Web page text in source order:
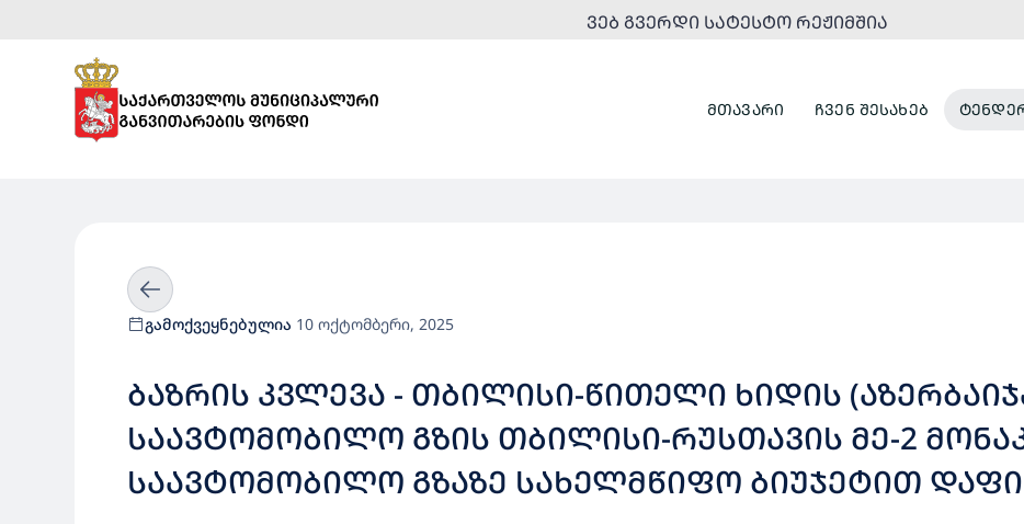
ᲕᲔᲑ ᲒᲕᲔᲠᲓᲘ ᲡᲐᲢᲔᲡᲢᲝ ᲠᲔᲟᲘᲛᲨᲘᲐ
ᲛᲗᲐᲕᲐᲠᲘ ᲩᲕᲔᲜ ᲨᲔᲡᲐᲮᲔᲑ
გამოქვეყნებულია 10 ოქტომბერი, 2025
ᲑᲐᲖᲠᲘᲡ ᲙᲕᲚᲔᲕᲐ - ᲗᲑᲘᲚᲘᲡᲘ-ᲬᲘᲗᲔᲚᲘ ᲮᲘᲓᲘᲡ
ᲡᲐᲐᲕᲢᲝᲛᲝᲑᲘᲚᲝ ᲒᲖᲘᲡ ᲗᲑᲘᲚᲘᲡᲘ-ᲠᲣᲡᲗᲐᲕᲘᲡ ᲛᲔ-2
ᲡᲐᲐᲕᲢᲝᲛᲝᲑᲘᲚᲝ ᲒᲖᲐᲖᲔ ᲡᲐᲮᲔᲚᲛᲬᲘᲤᲝ ᲑᲘᲣᲯᲔᲢᲘᲗ